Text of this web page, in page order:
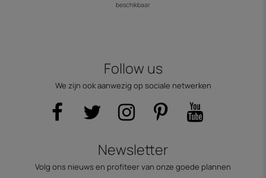
beschikbaar
Follow us
We zijn ook aanwezig op sociale netwerken
Newsletter
Volg ons nieuws en profiteer van onze goede plannen